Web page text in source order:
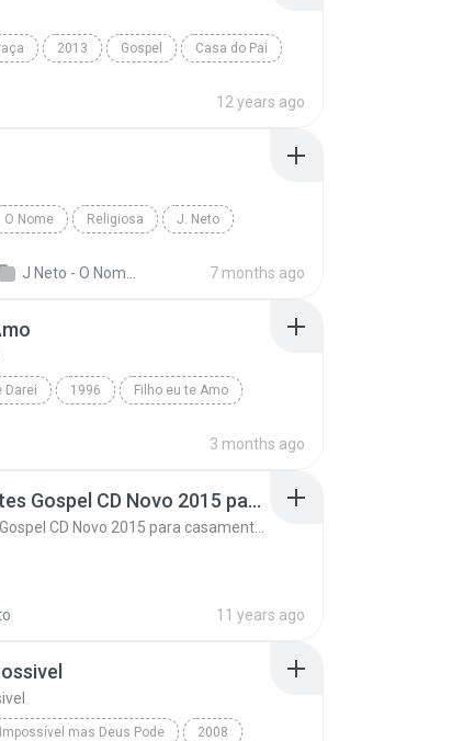
2013 Gospel Casa do Pai
12 years ago
O Nome Religiosa J. Neto
7 months ago
Darei 1996 Filho eu te Amo
3 months ago
Não Ha Limites Gospel CD Novo 2015 para casamento casal musica romantica
11 years ago
Impossível mas Deus Pode 2008